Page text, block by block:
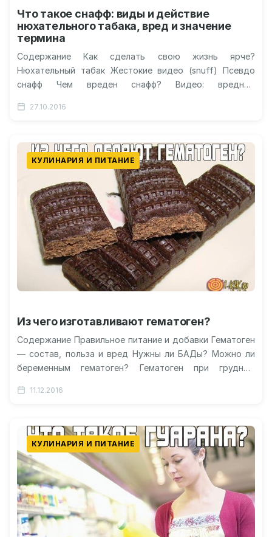
Что такое снафф: виды и действие
нюхательного табака, вред и значение
термина
Содержание Как сделать свою жизнь ярче?
Нюхательный табак Жестокие видео (snuff) Псевдо
снафф Чем вреден снафф? Видео: вредный
27.10.2016
КУЛИНАРИЯ И ПИТАНИЕ
Из чего изготавливают гематоген?
Содержание Правильное питание и добавки Гематоген
— состав, польза и вред Нужны ли БАДы? Можно ли
беременным гематоген? Гематоген при грудном
11.12.2016
КУЛИНАРИЯ И ПИТАНИЕ